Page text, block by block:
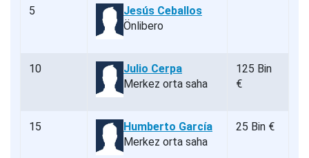
5
Jesús Ceballos
Önlibero
10
Julio Cerpa
Merkez orta saha
125 Bin
€
15
Humberto García
Merkez orta saha
25 Bin €